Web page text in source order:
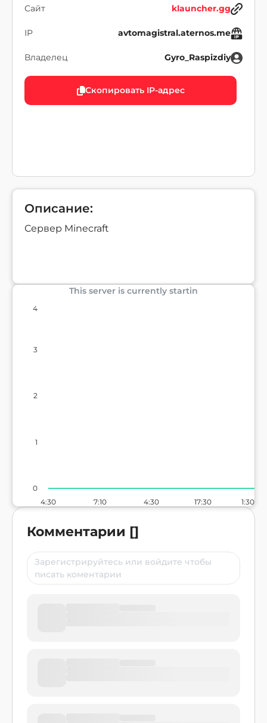
Сайт klauncher.gg
IP avtomagistral.aternos.me
Владелец Gyro_Raspizdiy
Скопировать IP-адрес
Описание:
Сервер Minecraft
This server is currently startin
4:30 7:10 4:30 17:30 1:30
0
1
2
3
4
Комментарии []